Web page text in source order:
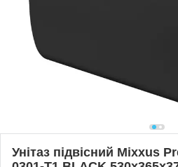
Унітаз підвісний Mixxus